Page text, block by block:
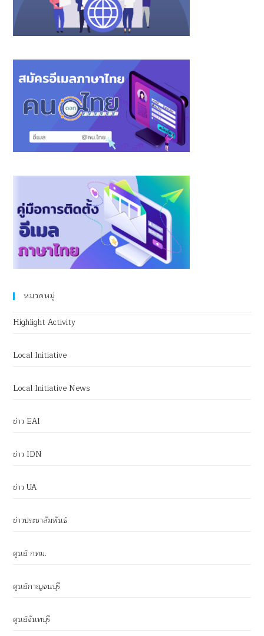
หมวดหมู่
Highlight Activity
Local Initiative
Local Initiative News
ข่าว EAI
ข่าว IDN
ข่าว UA
ข่าวประชาสัมพันธ์
ศูนย์ กทม.
ศูนย์กาญจนบุรี
ศูนย์จันทบุรี